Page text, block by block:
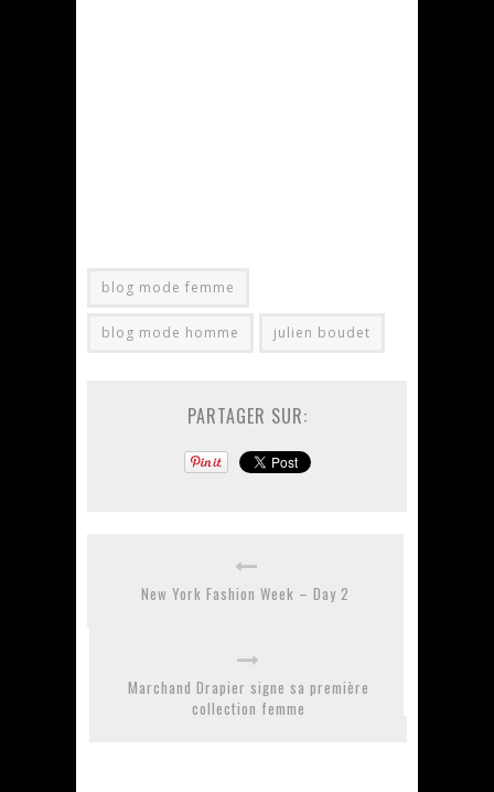
blog mode femme
blog mode homme julien boudet
PARTAGER SUR:
New York Fashion Week – Day 2
Marchand Drapier signe sa première
collection femme